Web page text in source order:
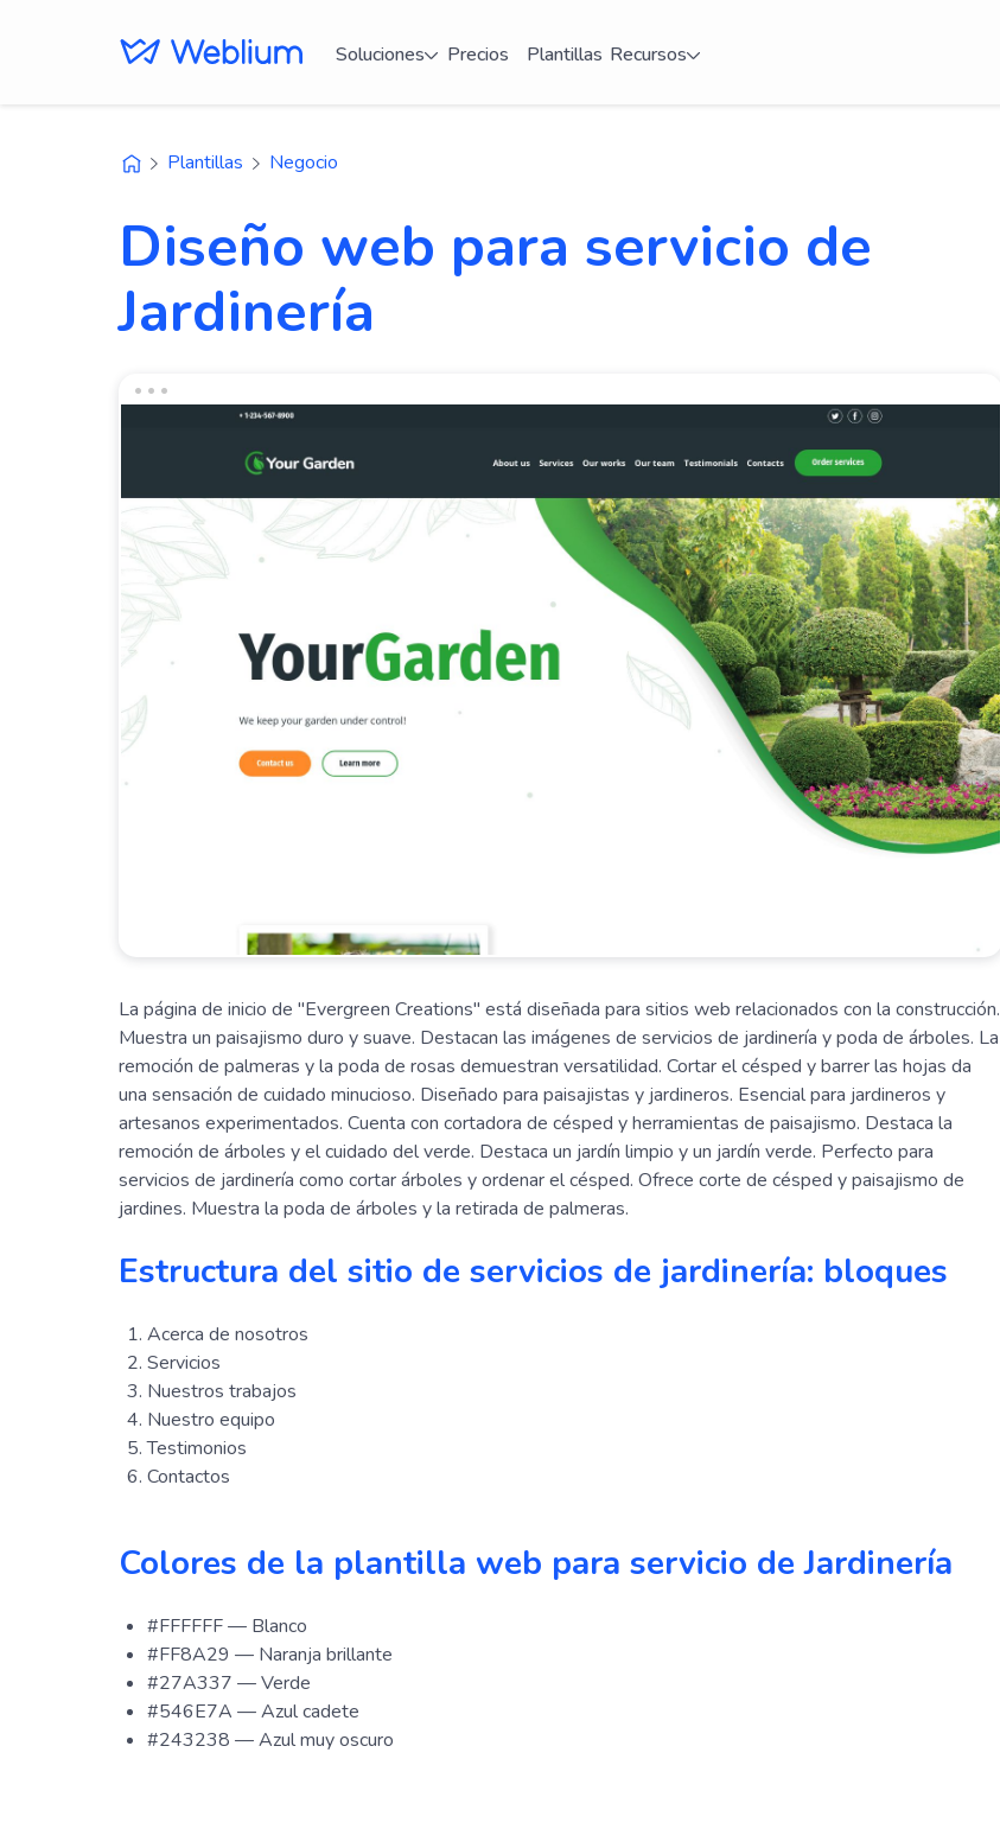
Soluciones Precios Plantillas Recursos
Plantillas Negocio
Diseño web para servicio de
Jardinería
La página de inicio de "Evergreen Creations" está diseñada para sitios web relacionados con la construcción.
Muestra un paisajismo duro y suave. Destacan las imágenes de servicios de jardinería y poda de árboles. La
remoción de palmeras y la poda de rosas demuestran versatilidad. Cortar el césped y barrer las hojas da
una sensación de cuidado minucioso. Diseñado para paisajistas y jardineros. Esencial para jardineros y
artesanos experimentados. Cuenta con cortadora de césped y herramientas de paisajismo. Destaca la
remoción de árboles y el cuidado del verde. Destaca un jardín limpio y un jardín verde. Perfecto para
servicios de jardinería como cortar árboles y ordenar el césped. Ofrece corte de césped y paisajismo de
jardines. Muestra la poda de árboles y la retirada de palmeras.
Estructura del sitio de servicios de jardinería: bloques
Acerca de nosotros
Servicios
Nuestros trabajos
Nuestro equipo
Testimonios
Contactos
Colores de la plantilla web para servicio de Jardinería
#FFFFFF — Blanco
#FF8A29 — Naranja brillante
#27A337 — Verde
#546E7A — Azul cadete
#243238 — Azul muy oscuro